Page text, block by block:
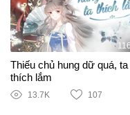
Thiếu chủ hung dữ quá, ta
thích lắm
13.7K 107